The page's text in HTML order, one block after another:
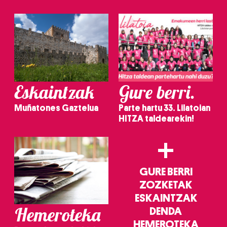
Eskaintzak
Muñatones Gaztelua
Gure berri.
Parte hartu 33. Lilatoian
HITZA taldearekin!
Hemeroteka
+
GURE BERRI
ZOZKETAK
ESKAINTZAK
DENDA
HEMEROTEKA